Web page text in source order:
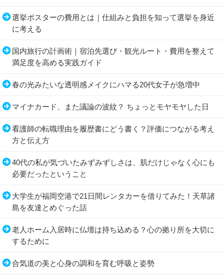
選挙ポスターの費用とは｜仕組みと負担を知って選挙を身近
に考える
国内旅行の計画術｜宿泊先選び・観光ルート・費用を整えて
満足度を高める実践ガイド
春の光みたいな透明感メイクにハマる20代女子が急増中
マイナカード、また議論の波紋？ ちょっとモヤモヤした日
看護師の転職理由を履歴書にどう書く？評価につながる考え
方と伝え方
40代の私が気づいたみずみずしさは、肌だけじゃなく心にも
必要だったということ
大学生が福岡空港で21日間レンタカーを借りてみた！天草諸
島を友達とめぐった話
老人ホーム入居時に仏壇は持ち込める？心の拠り所を大切に
するために
合気道の美と心身の調和を育む呼吸と姿勢